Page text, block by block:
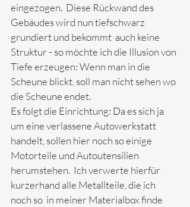
eingezogen.  Diese Rückwand des
Gebäudes wird nun tiefschwarz
grundiert und bekommt  auch keine
Struktur - so möchte ich die Illusion von
Tiefe erzeugen: Wenn man in die
Scheune blickt, soll man nicht sehen wo
die Scheune endet.
Es folgt die Einrichtung: Da es sich ja
um eine verlassene Autowerkstatt
handelt, sollen hier noch so einige
Motorteile und Autoutensilien
herumstehen.  Ich verwerte hierfür
kurzerhand alle Metallteile, die ich
noch so  in meiner Materialbox finde